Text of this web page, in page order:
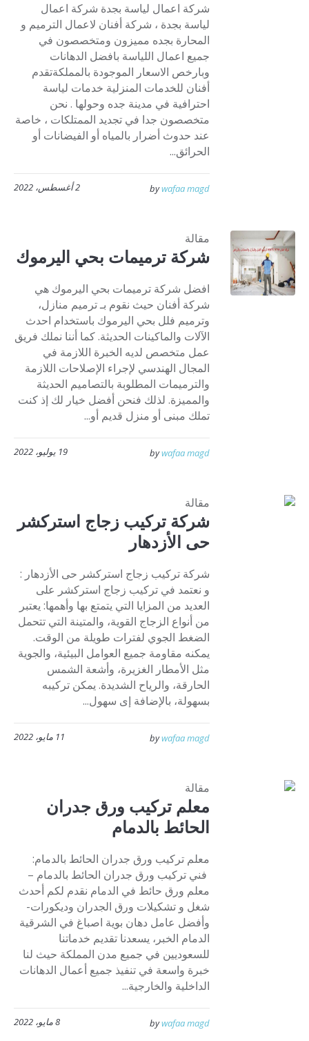
شركة اعمال لياسة بجدة شركة اعمال
لياسة بجدة ، شركة أفنان لاعمال الترميم و
المحارة بجده مميزون ومتخصصون في
جميع اعمال اللياسة بافضل الدهانات
وبارخص الاسعار الموجودة بالمملكةتقدم
أفنان للخدمات المنزلية خدمات لياسة
احترافية في مدينة جده وحولها . نحن
متخصصون جدا في تجديد الممتلكات ، خاصة
عند حدوث أضرار بالمياه أو الفيضانات أو
الحرائق...
2 أغسطس، 2022 bywafaa magd
مقالة
شركة ترميمات بحي اليرموك
افضل شركة ترميمات بحي اليرموك هي
شركة أفنان حيث نقوم بـ ترميم منازل،
وترميم فلل بحي اليرموك باستخدام احدث
الآلات والماكينات الحديثة. كما أننا نملك فريق
عمل متخصص لديه الخبرة اللازمة في
المجال الهندسي لإجراء الإصلاحات اللازمة
والترميمات المطلوبة بالتصاميم الحديثة
والمميزة. لذلك فنحن أفضل خيار لك إذ كنت
تملك مبنى أو منزل قديم أو...
19 يوليو، 2022 bywafaa magd
مقالة
شركة تركيب زجاج استركشر
حى الأزدهار
شركة تركيب زجاج استركشر حى الأزدهار :
و نعتمد في تركيب زجاج استركشر على
العديد من المزايا التي يتمتع بها وأهمها: يعتبر
من أنواع الزجاج القوية، والمتينة التي تتحمل
الضغط الجوي لفترات طويلة من الوقت.
يمكنه مقاومة جميع العوامل البيئية، والجوية
مثل الأمطار الغزيرة، وأشعة الشمس
الحارقة، والرياح الشديدة. يمكن تركيبه
بسهولة، بالإضافة إى سهول...
11 مايو، 2022 bywafaa magd
مقالة
معلم تركيب ورق جدران
الحائط بالدمام
معلم تركيب ورق جدران الحائط بالدمام:
فني تركيب ورق جدران الحائط بالدمام –
معلم ورق حائط في الدمام نقدم لكم أحدث
شغل و تشكيلات ورق الجدران وديكورات-
وأفضل عامل دهان بوية اصباغ في الشرقية
الدمام الخبر، يسعدنا تقديم خدماتنا
للسعوديين في جميع مدن المملكة حيث لنا
خبرة واسعة في تنفيذ جميع أعمال الدهانات
الداخلية والخارجية...
8 مايو، 2022 bywafaa magd